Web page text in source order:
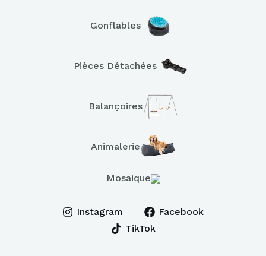
Gonflables
Pièces Détachées
Balançoires
Animalerie
Mosaique
Instagram
Facebook
TikTok